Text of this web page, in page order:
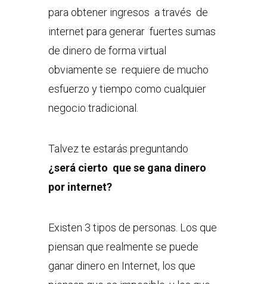
para obtener ingresos a través de
internet para generar fuertes sumas
de dinero de forma virtual
obviamente se requiere de mucho
esfuerzo y tiempo como cualquier
negocio tradicional.
Talvez te estarás preguntando
¿será cierto que se gana dinero
por internet?
Existen 3 tipos de personas. Los que
piensan que realmente se puede
ganar dinero en Internet, los que